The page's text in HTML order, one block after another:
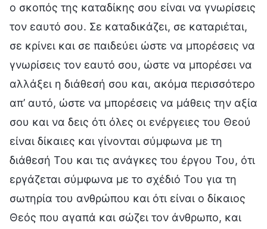
ο σκοπός της καταδίκης σου είναι να γνωρίσεις
τον εαυτό σου. Σε καταδικάζει, σε καταριέται,
σε κρίνει και σε παιδεύει ώστε να μπορέσεις να
γνωρίσεις τον εαυτό σου, ώστε να μπορέσει να
αλλάξει η διάθεσή σου και, ακόμα περισσότερο
απ’ αυτό, ώστε να μπορέσεις να μάθεις την αξία
σου και να δεις ότι όλες οι ενέργειες του Θεού
είναι δίκαιες και γίνονται σύμφωνα με τη
διάθεσή Του και τις ανάγκες του έργου Του, ότι
εργάζεται σύμφωνα με το σχέδιό Του για τη
σωτηρία του ανθρώπου και ότι είναι ο δίκαιος
Θεός που αγαπά και σώζει τον άνθρωπο, και